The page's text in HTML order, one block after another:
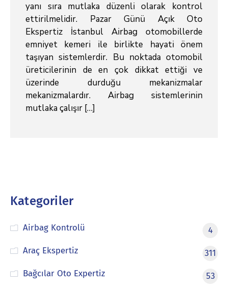
yanı sıra mutlaka düzenli olarak kontrol
ettirilmelidir. Pazar Günü Açık Oto
Ekspertiz İstanbul Airbag otomobillerde
emniyet kemeri ile birlikte hayati önem
taşıyan sistemlerdir. Bu noktada otomobil
üreticilerinin de en çok dikkat ettiği ve
üzerinde durduğu mekanizmalar
mekanizmalardır. Airbag sistemlerinin
mutlaka çalışır […]
Kategoriler
Airbag Kontrolü
4
Araç Ekspertiz
311
Bağcılar Oto Expertiz
53